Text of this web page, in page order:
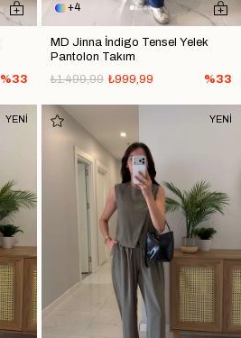
%33
4
MD Jinna İndigo Tensel Yelek
Pantolon Takım
₺999,99
₺1.499,99 %33
YENİ YENİ